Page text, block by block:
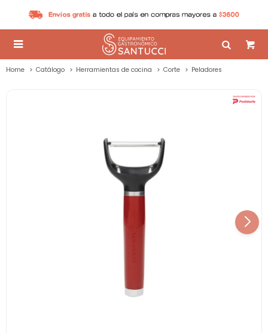

Home Catálogo Herramientas de cocina Corte Peladores